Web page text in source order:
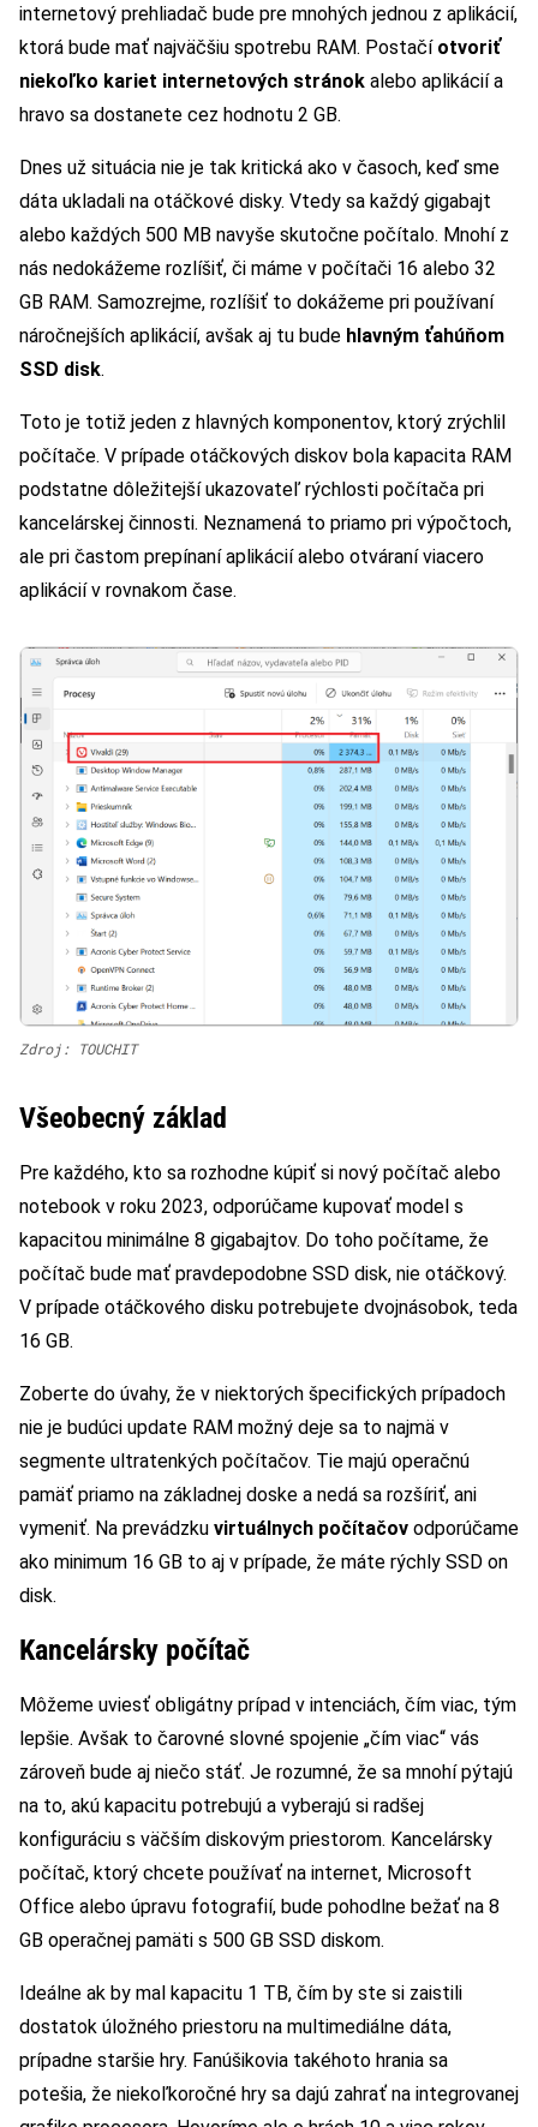
internetový prehliadač bude pre mnohých jednou z aplikácií,
ktorá bude mať najväčšiu spotrebu RAM. Postačí otvoriť
niekoľko kariet internetových stránok alebo aplikácií a
hravo sa dostanete cez hodnotu 2 GB.
Dnes už situácia nie je tak kritická ako v časoch, keď sme
dáta ukladali na otáčkové disky. Vtedy sa každý gigabajt
alebo každých 500 MB navyše skutočne počítalo. Mnohí z
nás nedokážeme rozlíšiť, či máme v počítači 16 alebo 32
GB RAM. Samozrejme, rozlíšiť to dokážeme pri používaní
náročnejších aplikácií, avšak aj tu bude hlavným ťahúňom
SSD disk.
Toto je totiž jeden z hlavných komponentov, ktorý zrýchlil
počítače. V prípade otáčkových diskov bola kapacita RAM
podstatne dôležitejší ukazovateľ rýchlosti počítača pri
kancelárskej činnosti. Neznamená to priamo pri výpočtoch,
ale pri častom prepínaní aplikácií alebo otváraní viacero
aplikácií v rovnakom čase.
Zdroj: TOUCHIT
Všeobecný základ
Pre každého, kto sa rozhodne kúpiť si nový počítač alebo
notebook v roku 2023, odporúčame kupovať model s
kapacitou minimálne 8 gigabajtov. Do toho počítame, že
počítač bude mať pravdepodobne SSD disk, nie otáčkový.
V prípade otáčkového disku potrebujete dvojnásobok, teda
16 GB.
Zoberte do úvahy, že v niektorých špecifických prípadoch
nie je budúci update RAM možný deje sa to najmä v
segmente ultratenkých počítačov. Tie majú operačnú
pamäť priamo na základnej doske a nedá sa rozšíriť, ani
vymeniť. Na prevádzku virtuálnych počítačov odporúčame
ako minimum 16 GB to aj v prípade, že máte rýchly SSD on
disk.
Kancelársky počítač
Môžeme uviesť obligátny prípad v intenciách, čím viac, tým
lepšie. Avšak to čarovné slovné spojenie „čím viac“ vás
zároveň bude aj niečo stáť. Je rozumné, že sa mnohí pýtajú
na to, akú kapacitu potrebujú a vyberajú si radšej
konfiguráciu s väčším diskovým priestorom. Kancelársky
počítač, ktorý chcete používať na internet, Microsoft
Office alebo úpravu fotografií, bude pohodlne bežať na 8
GB operačnej pamäti s 500 GB SSD diskom.
Ideálne ak by mal kapacitu 1 TB, čím by ste si zaistili
dostatok úložného priestoru na multimediálne dáta,
prípadne staršie hry. Fanúšikovia takéhoto hrania sa
potešia, že niekoľkoročné hry sa dajú zahrať na integrovanej